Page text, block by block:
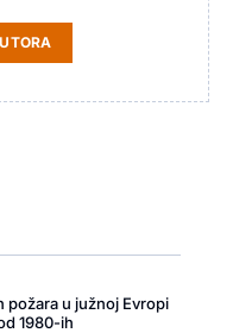
požara u južnoj Evropi
1980-ih